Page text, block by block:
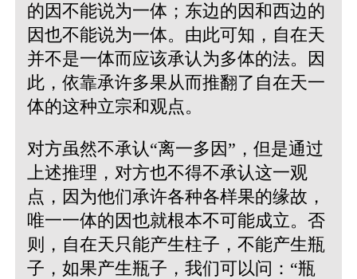
的因不能说为一体；东边的因和西边的
因也不能说为一体。由此可知，自在天
并不是一体而应该承认为多体的法。因
此，依靠承许多果从而推翻了自在天一
体的这种立宗和观点。
对方虽然不承认“离一多因”，但是通过
上述推理，对方也不得不承认这一观
点，因为他们承许各种各样果的缘故，
唯一一体的因也就根本不可能成立。否
则，自在天只能产生柱子，不能产生瓶
子，如果产生瓶子，我们可以问：“瓶